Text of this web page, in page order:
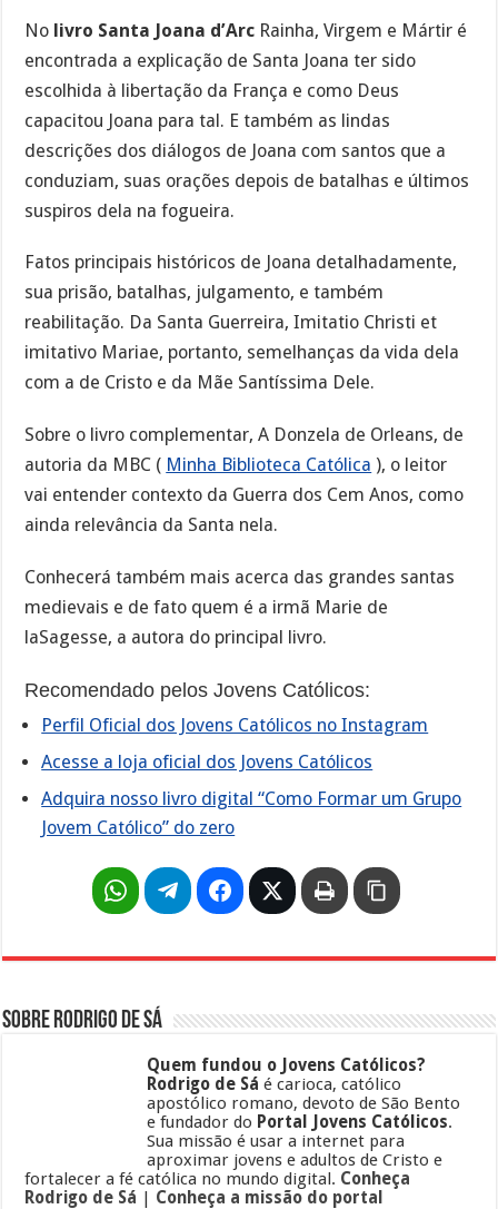
No livro Santa Joana d’Arc Rainha, Virgem e Mártir é
encontrada a explicação de Santa Joana ter sido
escolhida à libertação da França e como Deus
capacitou Joana para tal. E também as lindas
descrições dos diálogos de Joana com santos que a
conduziam, suas orações depois de batalhas e últimos
suspiros dela na fogueira.
Fatos principais históricos de Joana detalhadamente,
sua prisão, batalhas, julgamento, e também
reabilitação. Da Santa Guerreira, Imitatio Christi et
imitativo Mariae, portanto, semelhanças da vida dela
com a de Cristo e da Mãe Santíssima Dele.
Sobre o livro complementar, A Donzela de Orleans, de
autoria da MBC ( Minha Biblioteca Católica ), o leitor
vai entender contexto da Guerra dos Cem Anos, como
ainda relevância da Santa nela.
Conhecerá também mais acerca das grandes santas
medievais e de fato quem é a irmã Marie de
laSagesse, a autora do principal livro.
Recomendado pelos Jovens Católicos:
Perfil Oficial dos Jovens Católicos no Instagram
Acesse a loja oficial dos Jovens Católicos
Adquira nosso livro digital “Como Formar um Grupo
Jovem Católico” do zero
Sobre Rodrigo de Sá
Quem fundou o Jovens Católicos?
Rodrigo de Sá é carioca, católico
apostólico romano, devoto de São Bento
e fundador do Portal Jovens Católicos.
Sua missão é usar a internet para
aproximar jovens e adultos de Cristo e
fortalecer a fé católica no mundo digital. Conheça
Rodrigo de Sá | Conheça a missão do portal